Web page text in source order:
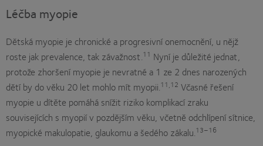
Léčba myopie
Dětská myopie je chronické a progresivní onemocnění, u nějž
roste jak prevalence, tak závažnost.11 Nyní je důležité jednat,
protože zhoršení myopie je nevratné a 1 ze 2 dnes narozených
dětí by do věku 20 let mohlo mít myopii.11,12 Včasné řešení
myopie u dítěte pomáhá snížit riziko komplikací zraku
souvisejících s myopií v pozdějším věku, včetně odchlípení sítnice,
myopické makulopatie, glaukomu a šedého zákalu.13–16